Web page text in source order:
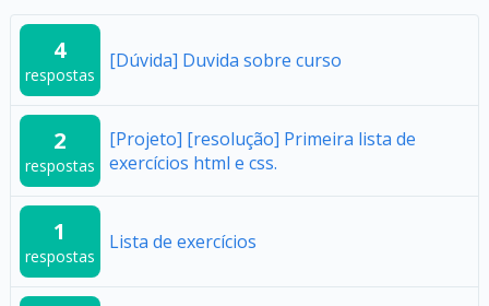
4
respostas
[Dúvida] Duvida sobre curso
2
respostas
[Projeto] [resolução] Primeira lista de
exercícios html e css.
1
respostas
Lista de exercícios